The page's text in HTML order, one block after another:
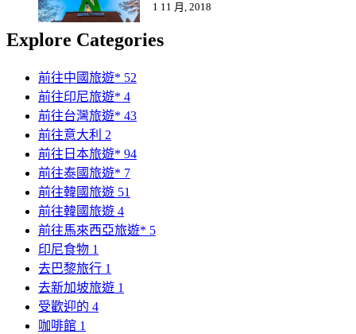
1 11 月, 2018
Explore Categories
前往中國旅遊* 52
前往印尼旅遊* 4
前往台灣旅遊* 43
前往意大利 2
前往日本旅遊* 94
前往泰國旅遊* 7
前往韓國旅遊 51
前往韓國旅遊 4
前往馬來西亞旅遊* 5
印尼食物 1
去巴黎旅行 1
去新加坡旅遊 1
受歡迎的 4
咖啡館 1